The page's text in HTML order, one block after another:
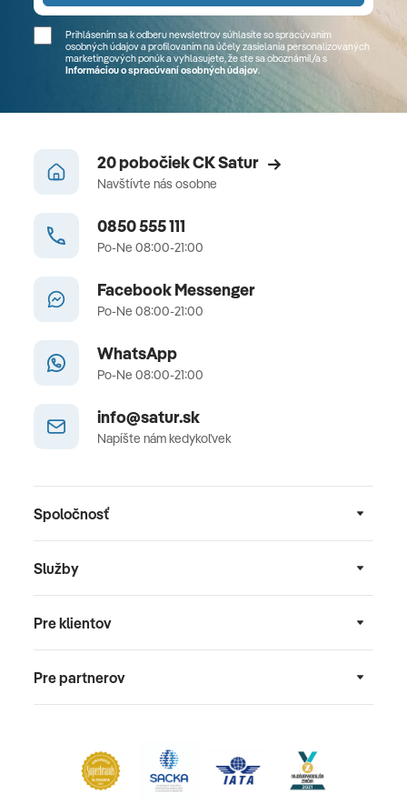
Prihlásením sa k odberu newslettrov súhlasíte so spracúvaním
osobných údajov a profilovaním na účely zasielania personalizovaných
marketingových ponúk a vyhlasujete, že ste sa oboznámil/a s
Informáciou o spracúvaní osobných údajov.
20 pobočiek CK Satur
Navštívte nás osobne
0850 555 111
Po-Ne 08:00-21:00
Facebook Messenger
Po-Ne 08:00-21:00
WhatsApp
Po-Ne 08:00-21:00
info@satur.sk
Napíšte nám kedykoľvek
Spoločnosť
Služby
Pre klientov
Pre partnerov